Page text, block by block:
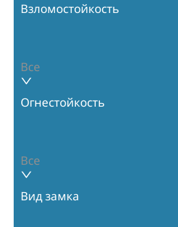
Взломостойкость
Все
Огнестойкость
Все
Вид замка